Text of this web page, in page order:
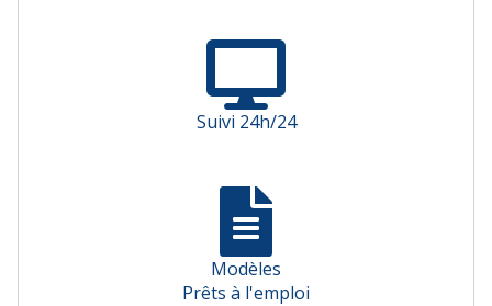
Suivi 24h/24
Modèles
Prêts à l'emploi